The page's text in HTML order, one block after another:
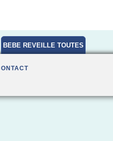
BEBE REVEILLE TOUTES